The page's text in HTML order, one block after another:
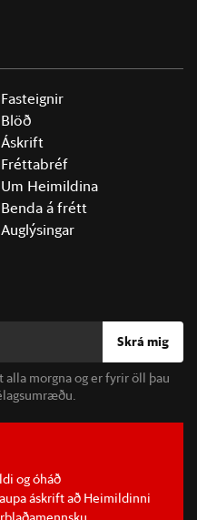
Fasteignir
Blöð
Áskrift
Fréttabréf
Um Heimildina
Benda á frétt
Auglýsingar
Skrá mig
morgna og er fyrir öll þau
og óháð
áskrift að Heimildinni